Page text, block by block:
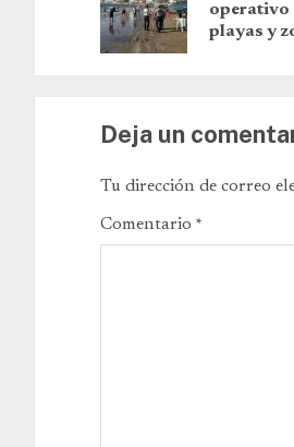
operativo
playas y
Deja un
Tu dirección de correo
Comentario *